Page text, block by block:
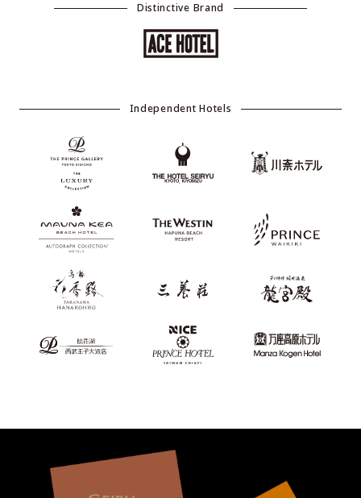
Distinctive Brand
Independent Hotels